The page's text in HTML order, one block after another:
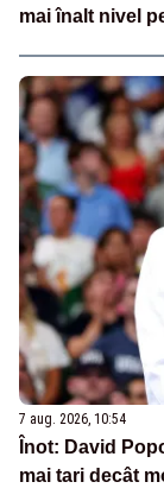
mai înalt nivel
7 aug. 2026, 10:54
Înot: David
mai tari decât